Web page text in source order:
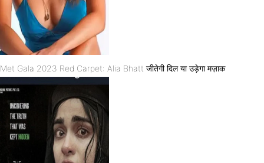
Met Gala 2023 Red Carpet: Alia Bhatt जीतेगी दिल या उड़ेगा मज़ाक